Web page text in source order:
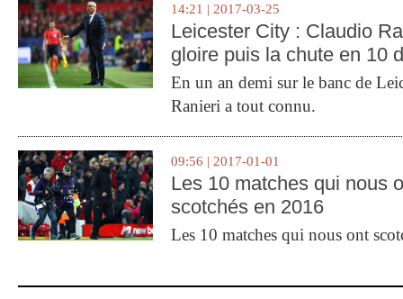
14:21 | 2017-03-25
Leicester City : Claudio
gloire puis la chute en 10
En un an demi sur le banc de
Ranieri a tout connu.
09:56 | 2017-01-01
Les 10 matches qui nous
scotchés en 2016
Les 10 matches qui nous ont